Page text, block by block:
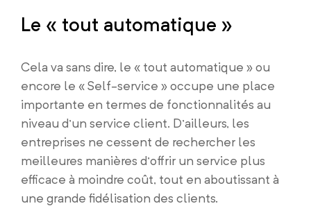
Le « tout automatique »
Cela va sans dire, le « tout automatique » ou
encore le « Self-service » occupe une place
importante en termes de fonctionnalités au
niveau d’un service client. D’ailleurs, les
entreprises ne cessent de rechercher les
meilleures manières d’offrir un service plus
efficace à moindre coût, tout en aboutissant à
une grande fidélisation des clients.